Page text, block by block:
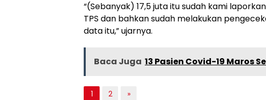
“(Sebanyak) 17,5 juta itu sudah kami
TPS dan bahkan sudah melakukan
data itu,” ujarnya.
Baca Juga 13 Pasien Covid-19 Maros
1 2 »